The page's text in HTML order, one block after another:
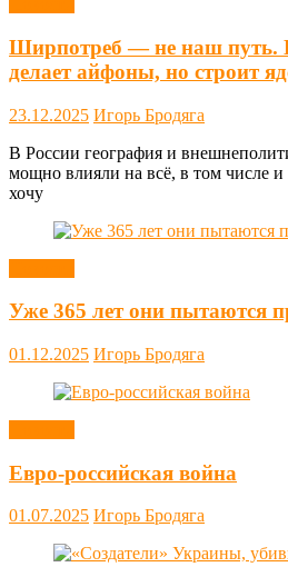
Ширпотреб — не наш путь.
делает айфоны, но строит
23.12.2025 Игорь Бродяга
В России география и
мощно влияли на всё, в том числе
хочу
Уже 365 лет они пытаются
01.12.2025 Игорь Бродяга
Евро-российская война
01.07.2025 Игорь Бродяга